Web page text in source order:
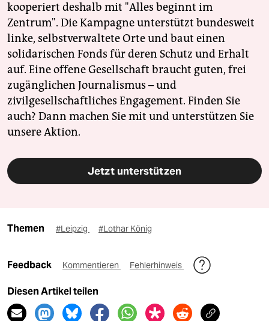
kooperiert deshalb mit "Alles beginnt im
Zentrum". Die Kampagne unterstützt bundesweit
linke, selbstverwaltete Orte und baut einen
solidarischen Fonds für deren Schutz und Erhalt
auf. Eine offene Gesellschaft braucht guten, frei
zugänglichen Journalismus – und
zivilgesellschaftliches Engagement. Finden Sie
auch? Dann machen Sie mit und unterstützen Sie
unsere Aktion.
Jetzt unterstützen
Themen #Leipzig #Lothar König
Feedback Kommentieren Fehlerhinweis
Diesen Artikel teilen